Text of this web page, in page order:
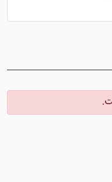
زیبا و مدرن را به
برخی از اتاق های
محدود از نقاشان بر